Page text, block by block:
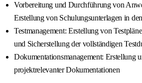
Vorbereitung und Durchführung von
Erstellung von Schulungsunterlagen in
Testmanagement: Erstellung von
und Sicherstellung der vollständigen
Dokumentationsmanagement: Erstellung
projektrelevanter Dokumentationen